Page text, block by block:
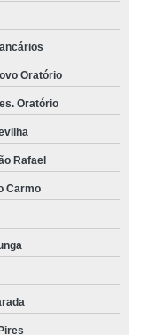
Viçosa
Oratório
Oratório
Rafael
Carmo